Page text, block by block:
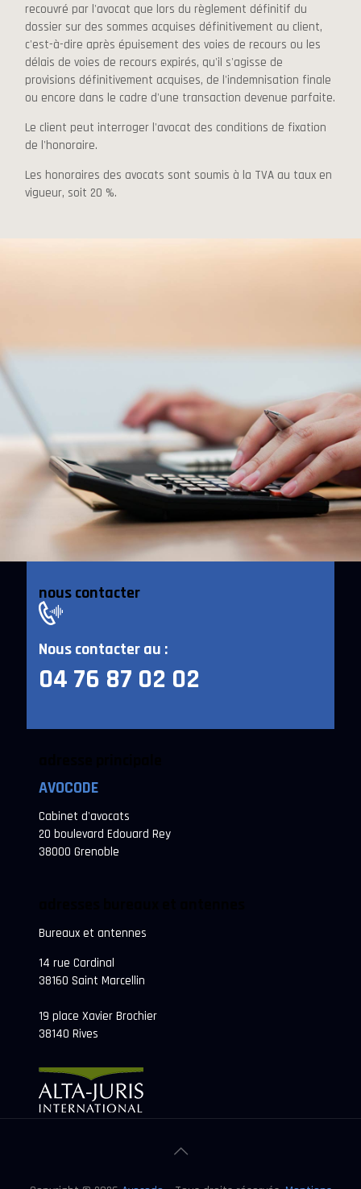
recouvré par l'avocat que lors du règlement définitif du
dossier sur des sommes acquises définitivement au client,
c'est-à-dire après épuisement des voies de recours ou les
délais de voies de recours expirés, qu'il s'agisse de
provisions définitivement acquises, de l'indemnisation finale
ou encore dans le cadre d'une transaction devenue parfaite.
Le client peut interroger l'avocat des conditions de fixation
de l'honoraire.
Les honoraires des avocats sont soumis à la TVA au taux en
vigueur, soit 20 %.
nous contacter
Nous contacter au :
04 76 87 02 02
AVOCODE
Cabinet d'avocats
20 boulevard Edouard Rey
38000 Grenoble
Bureaux et antennes
14 rue Cardinal
38160 Saint Marcellin
19 place Xavier Brochier
38140 Rives